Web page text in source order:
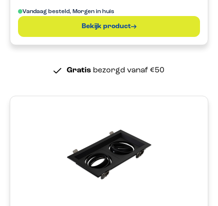
Vandaag besteld, Morgen in huis
Bekijk product
Gratisbezorgd vanaf €50